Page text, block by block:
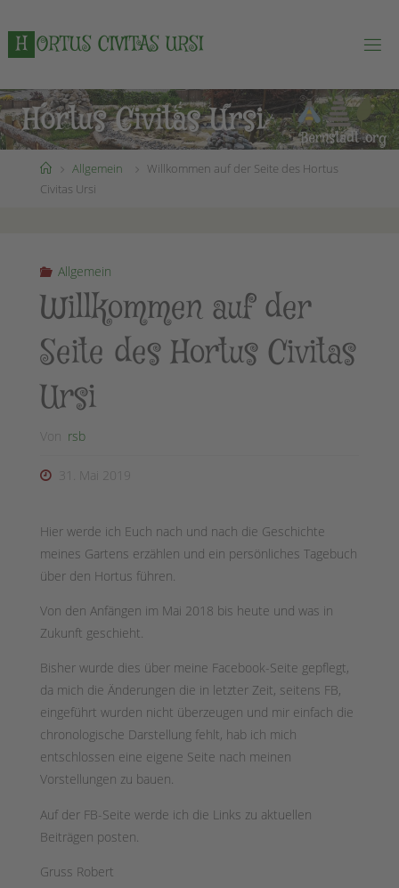
Inhalt
springen
H ORTUS CIVITAS URSI
StartAllgemein
Willkommen auf der Seite des Hortus
Civitas Ursi
Allgemein
Willkommen auf der
Seite des Hortus Civitas
Ursi
rsb
31. Mai 2019
Hier werde ich Euch nach und nach die Geschichte
meines Gartens erzählen und ein persönliches Tagebuch
über den Hortus führen.
Von den Anfängen im Mai 2018 bis heute und was in
Zukunft geschieht.
Bisher wurde dies über meine Facebook-Seite gepflegt,
da mich die Änderungen die in letzter Zeit, seitens FB,
eingeführt wurden nicht überzeugen und mir einfach die
chronologische Darstellung fehlt, hab ich mich
entschlossen eine eigene Seite nach meinen
Vorstellungen zu bauen.
Auf der FB-Seite werde ich die Links zu aktuellen
Beiträgen posten.
Gruss Robert